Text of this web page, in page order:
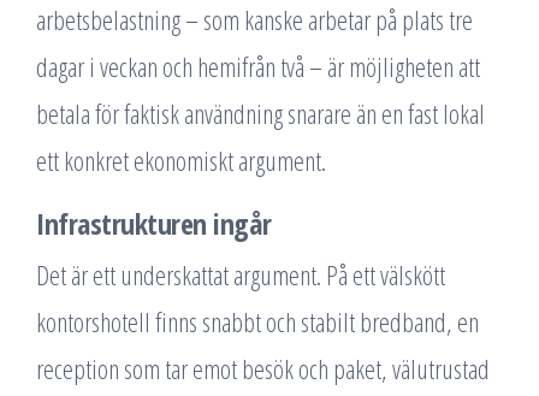
arbetsbelastning – som kanske arbetar på plats tre
dagar i veckan och hemifrån två – är möjligheten att
betala för faktisk användning snarare än en fast lokal
ett konkret ekonomiskt argument.
Infrastrukturen ingår
Det är ett underskattat argument. På ett välskött
kontorshotell finns snabbt och stabilt bredband, en
reception som tar emot besök och paket, välutrustad